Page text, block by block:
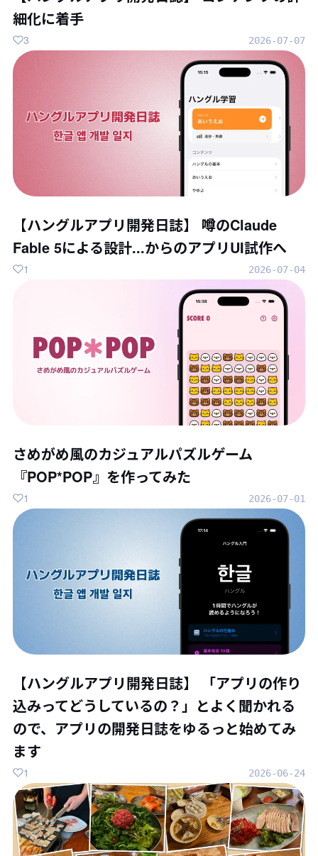
細化に着手
2026-07-07
3
【ハングルアプリ開発日誌】 噂のClaude
Fable 5による設計...からのアプリUI試作へ
2026-07-04
1
さめがめ風のカジュアルパズルゲーム
『POP*POP』を作ってみた
2026-07-01
1
【ハングルアプリ開発日誌】 「アプリの作り
込みってどうしているの？」とよく聞かれる
ので、アプリの開発日誌をゆるっと始めてみ
ます
2026-06-24
1